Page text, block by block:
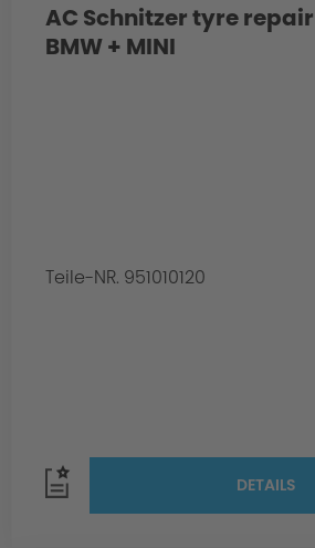
AC Schnitzer tyre
BMW + MINI
Teile-NR. 951010120
DETAILS